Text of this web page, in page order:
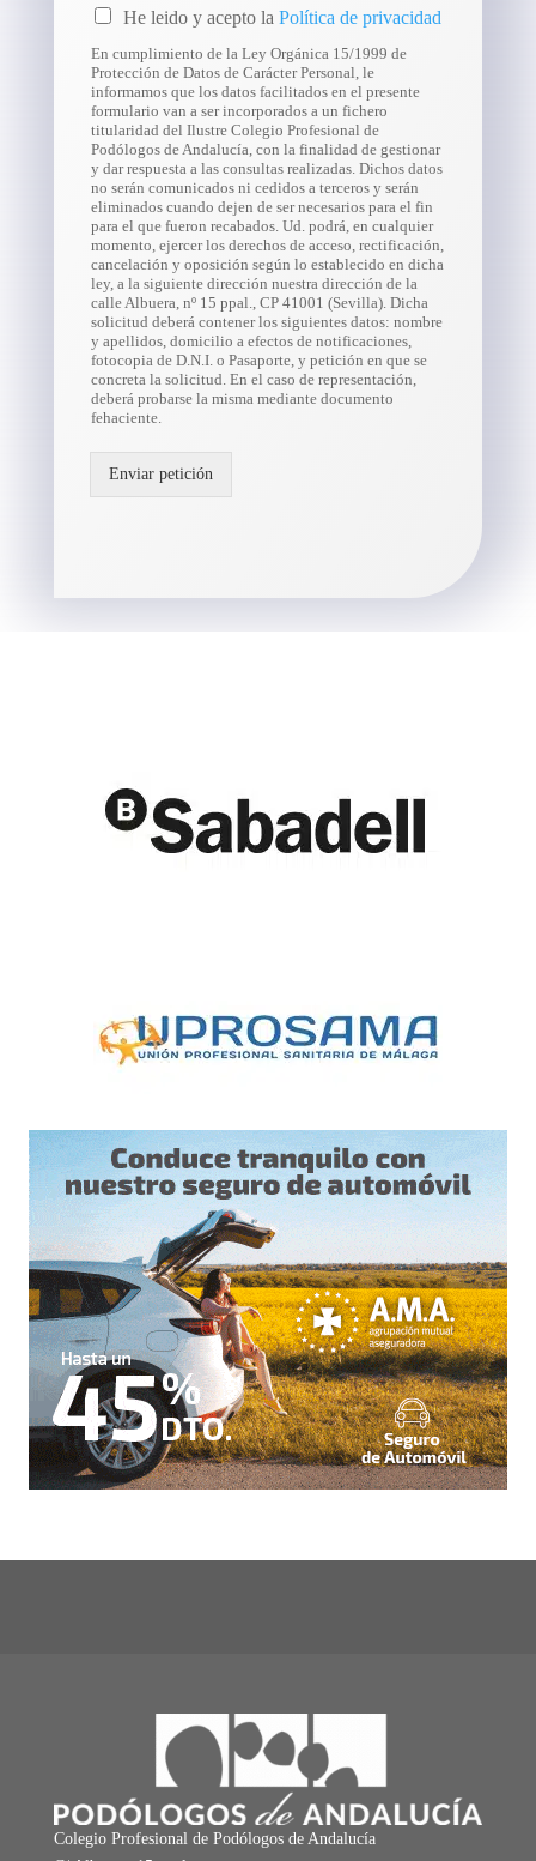
He leido y acepto la Política de privacidad
En cumplimiento de la Ley Orgánica 15/1999 de
Protección de Datos de Carácter Personal, le
informamos que los datos facilitados en el presente
formulario van a ser incorporados a un fichero
titularidad del Ilustre Colegio Profesional de
Podólogos de Andalucía, con la finalidad de gestionar
y dar respuesta a las consultas realizadas. Dichos datos
no serán comunicados ni cedidos a terceros y serán
eliminados cuando dejen de ser necesarios para el fin
para el que fueron recabados. Ud. podrá, en cualquier
momento, ejercer los derechos de acceso, rectificación,
cancelación y oposición según lo establecido en dicha
ley, a la siguiente dirección nuestra dirección de la
calle Albuera, nº 15 ppal., CP 41001 (Sevilla). Dicha
solicitud deberá contener los siguientes datos: nombre
y apellidos, domicilio a efectos de notificaciones,
fotocopia de D.N.I. o Pasaporte, y petición en que se
concreta la solicitud. En el caso de representación,
deberá probarse la misma mediante documento
fehaciente.
Enviar petición
Colegio Profesional de Podólogos de Andalucía